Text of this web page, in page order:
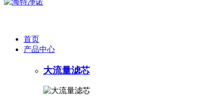
首页
产品中心
大流量滤芯